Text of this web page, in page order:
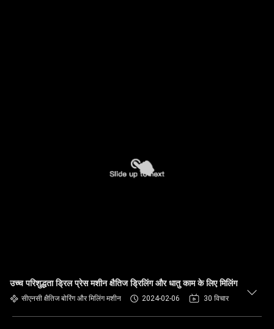
उच्च परिशुद्धता ड्रिल प्रेस मशीन क्षैतिज ड्रिलिंग और धातु काम के लिए मिलिंग
सीएनसी क्षैतिज बोरिंग और मिलिंग मशीन 2024-02-06 30 विचार